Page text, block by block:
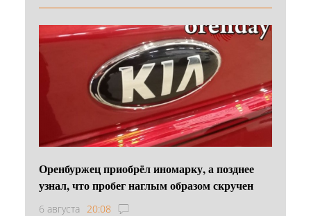
Оренбуржец приобрёл иномарку, а позднее
узнал, что пробег наглым образом скручен
6 августа 20:08